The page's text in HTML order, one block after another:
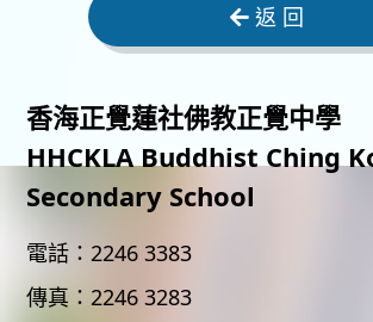
返 回
香海正覺蓮社佛教正覺中學
HHCKLA Buddhist Ching
Secondary School
電話： 2246 3383
傳真： 2246 3283